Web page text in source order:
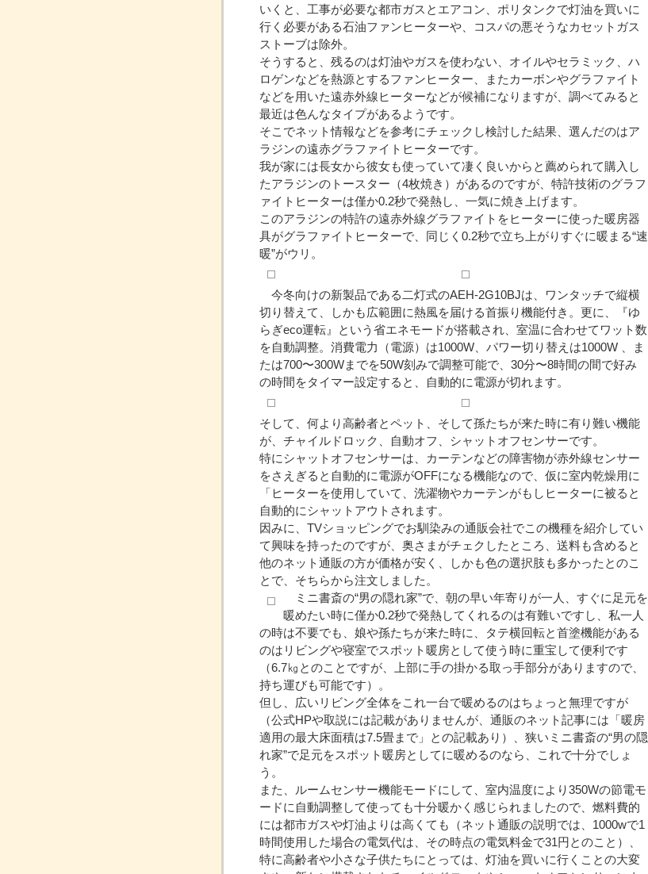
いくと、工事が必要な都市ガスとエアコン、ポリタンクで灯油を買いに
行く必要がある石油ファンヒーターや、コスパの悪そうなカセットガス
ストーブは除外。
そうすると、残るのは灯油やガスを使わない、オイルやセラミック、ハ
ロゲンなどを熱源とするファンヒーター、またカーボンやグラファイト
などを用いた遠赤外線ヒーターなどが候補になりますが、調べてみると
最近は色んなタイプがあるようです。
そこでネット情報などを参考にチェックし検討した結果、選んだのはア
ラジンの遠赤グラファイトヒーターです。
我が家には長女から彼女も使っていて凄く良いからと薦められて購入し
たアラジンのトースター（4枚焼き）があるのですが、特許技術のグラフ
ァイトヒーターは僅か0.2秒で発熱し、一気に焼き上げます。
このアラジンの特許の遠赤外線グラファイトをヒーターに使った暖房器
具がグラファイトヒーターで、同じく0.2秒で立ち上がりすぐに暖まる“速
暖”がウリ。
今冬向けの新製品である二灯式のAEH-2G10BJは、ワンタッチで縦横
切り替えて、しかも広範囲に熱風を届ける首振り機能付き。更に、『ゆ
らぎeco運転』という省エネモードが搭載され、室温に合わせてワット数
を自動調整。消費電力（電源）は1000W、パワー切り替えは1000W 、ま
たは700〜300Wまでを50W刻みで調整可能で、30分〜8時間の間で好み
の時間をタイマー設定すると、自動的に電源が切れます。
そして、何より高齢者とペット、そして孫たちが来た時に有り難い機能
が、チャイルドロック、自動オフ、シャットオフセンサーです。
特にシャットオフセンサーは、カーテンなどの障害物が赤外線センサー
をさえぎると自動的に電源がOFFになる機能なので、仮に室内乾燥用に
「ヒーターを使用していて、洗濯物やカーテンがもしヒーターに被ると
自動的にシャットアウトされます。
因みに、TVショッピングでお馴染みの通販会社でこの機種を紹介してい
て興味を持ったのですが、奥さまがチェクしたところ、送料も含めると
他のネット通販の方が価格が安く、しかも色の選択肢も多かったとのこ
とで、そちらから注文しました。
ミニ書斎の“男の隠れ家”で、朝の早い年寄りが一人、すぐに足元を
暖めたい時に僅か0.2秒で発熱してくれるのは有難いですし、私一人
の時は不要でも、娘や孫たちが来た時に、タテ横回転と首塗機能がある
のはリビングや寝室でスポット暖房として使う時に重宝して便利です
（6.7㎏とのことですが、上部に手の掛かる取っ手部分がありますので、
持ち運びも可能です）。
但し、広いリビング全体をこれ一台で暖めるのはちょっと無理ですが
（公式HPや取説には記載がありませんが、通販のネット記事には「暖房
適用の最大床面積は7.5畳まで」との記載あり）、狭いミニ書斎の“男の隠
れ家”で足元をスポット暖房としてに暖めるのなら、これで十分でしょ
う。
また、ルームセンサー機能モードにして、室内温度により350Wの節電モ
ードに自動調整して使っても十分暖かく感じられましたので、燃料費的
には都市ガスや灯油よりは高くても（ネット通販の説明では、1000wで1
時間使用した場合の電気代は、その時点の電気料金で31円とのこと）、
特に高齢者や小さな子供たちにとっては、灯油を買いに行くことの大変